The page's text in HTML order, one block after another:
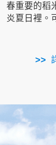
春重要的稻
炎夏日裡。